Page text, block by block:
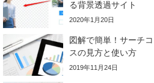
る背景透過サイト
2020年1月20日
図解で簡単！サーチ
スの見方と使い方
2019年11月24日